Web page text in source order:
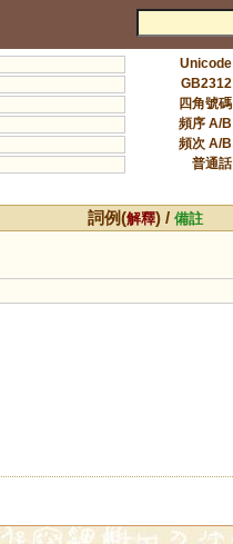
Unicode
GB2312
四角號碼
頻序 A/B
頻次 A/B
普通話
詞例(解釋) /備註